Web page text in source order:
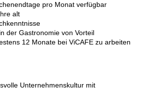
pro Monat verfügbar
alt
der Gastronomie von Vorteil
12 Monate bei ViCAFE zu arbeiten
Unternehmenskultur mit